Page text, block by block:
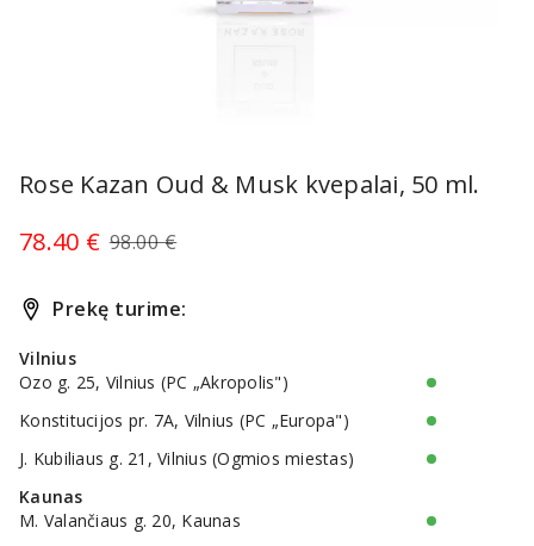
Rose Kazan Oud & Musk kvepalai, 50 ml.
78.40 € 98.00 €
Prekę turime:
Vilnius
Ozo g. 25, Vilnius (PC „Akropolis")
Konstitucijos pr. 7A, Vilnius (PC „Europa")
J. Kubiliaus g. 21, Vilnius (Ogmios miestas)
Kaunas
M. Valančiaus g. 20, Kaunas